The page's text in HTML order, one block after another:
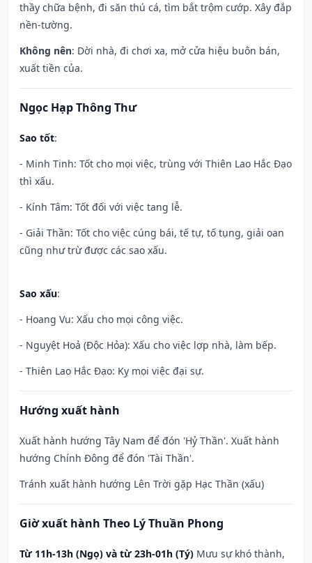
thầy chữa bệnh, đi săn thú cá, tìm bắt trộm cướp. Xây đắp
nền-tường.
Không nên: Dời nhà, đi chơi xa, mở cửa hiệu buôn bán,
xuất tiền của.
Ngọc Hạp Thông Thư
Sao tốt:
- Minh Tinh: Tốt cho mọi việc, trùng với Thiên Lao Hắc Đạo
thì xấu.
- Kính Tâm: Tốt đối với việc tang lễ.
- Giải Thần: Tốt cho việc cúng bái, tế tự, tố tụng, giải oan
cũng như trừ được các sao xấu.
Sao xấu:
- Hoang Vu: Xấu cho mọi công việc.
- Nguyệt Hoả (Độc Hỏa): Xấu cho việc lợp nhà, làm bếp.
- Thiên Lao Hắc Đạo: Kỵ mọi việc đại sự.
Hướng xuất hành
Xuất hành hướng Tây Nam để đón 'Hỷ Thần'. Xuất hành
hướng Chính Đông để đón 'Tài Thần'.
Tránh xuất hành hướng Lên Trời gặp Hạc Thần (xấu)
Giờ xuất hành Theo Lý Thuần Phong
Từ 11h-13h (Ngọ) và từ 23h-01h (Tý) Mưu sự khó thành,